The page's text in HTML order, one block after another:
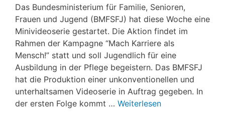
Das Bundesministerium für Familie, Senioren,
Frauen und Jugend (BMFSFJ) hat diese Woche eine
Minivideoserie gestartet. Die Aktion findet im
Rahmen der Kampagne “Mach Karriere als
Mensch!” statt und soll Jugendlich für eine
Ausbildung in der Pflege begeistern. Das BMFSFJ
hat die Produktion einer unkonventionellen und
unterhaltsamen Videoserie in Auftrag gegeben. In
der ersten Folge kommt … Weiterlesen